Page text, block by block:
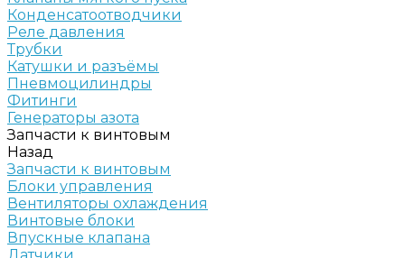
Конденсатоотводчики
Реле давления
Трубки
Катушки и разъёмы
Пневмоцилиндры
Фитинги
Генераторы азота
Запчасти к винтовым
Назад
Запчасти к винтовым
Блоки управления
Вентиляторы охлаждения
Винтовые блоки
Впускные клапана